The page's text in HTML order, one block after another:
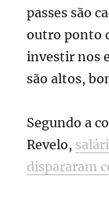
passes são
outro ponto
investir nos
são altos,
Segundo a
Revelo,
dispararam